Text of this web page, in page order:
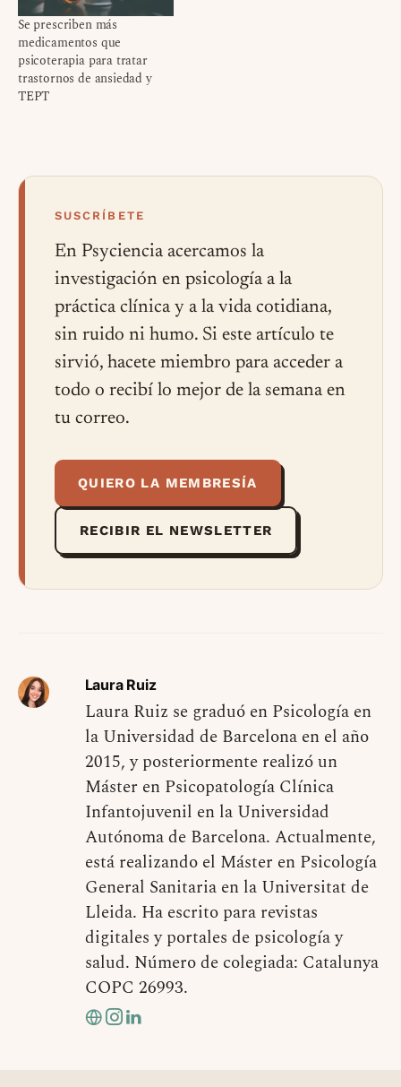
Se prescriben más
medicamentos que
psicoterapia para tratar
trastornos de ansiedad y
TEPT
SUSCRÍBETE
En Psyciencia acercamos la
investigación en psicología a la
práctica clínica y a la vida cotidiana,
sin ruido ni humo. Si este artículo te
sirvió, hacete miembro para acceder a
todo o recibí lo mejor de la semana en
tu correo.
QUIERO LA MEMBRESÍA
RECIBIR EL NEWSLETTER
Laura Ruiz
Laura Ruiz se graduó en Psicología en
la Universidad de Barcelona en el año
2015, y posteriormente realizó un
Máster en Psicopatología Clínica
Infantojuvenil en la Universidad
Autónoma de Barcelona. Actualmente,
está realizando el Máster en Psicología
General Sanitaria en la Universitat de
Lleida. Ha escrito para revistas
digitales y portales de psicología y
salud. Número de colegiada: Catalunya
COPC 26993.